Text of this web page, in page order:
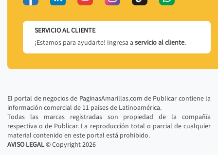
SERVICIO AL CLIENTE
¡Estamos para ayudarte! Ingresa a servicio al cliente.
El portal de negocios de PaginasAmarillas.com de Publicar contiene la
información comercial de 11 países de Latinoamérica.
Todas las marcas registradas son propiedad de la compañía
respectiva o de Publicar. La reproducción total o parcial de cualquier
material contenido en este portal está prohibido.
AVISO LEGAL© Copyright2026